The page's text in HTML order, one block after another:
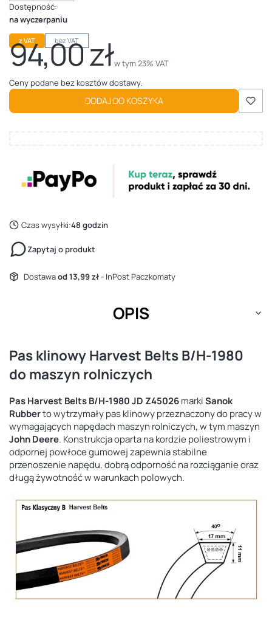
Dostępność:
na wyczerpaniu
z VAT bez VAT
Cena
94,00 złw tym 23% VAT
w tym23% VAT
Ceny podane bez kosztów dostawy.
DODAJ DO KOSZYKA
Czas wysyłki:48 godzin
Zapytaj o produkt
Dostawaod 13,99 zł- InPost Paczkomaty
OPIS
Pas klinowy Harvest Belts B/H-1980
do maszyn rolniczych
Pas Harvest Belts B/H-1980 JD Z45026markiSanok
Rubberto wytrzymały pas klinowy przeznaczony do pracy w
wymagających napędach maszyn rolniczych, w tym maszyn
John Deere. Konstrukcja oparta na kordzie poliestrowym i
odpornej powłoce gumowej zapewnia stabilne
przenoszenie napędu, dobrą odporność na rozciąganie oraz
długą żywotność w warunkach polowych.